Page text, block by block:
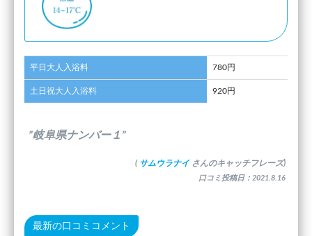
平日大人入浴料 780円
土日祝大人入浴料 920円
”岐阜県ナンバー１”
( サムウラナイ さんのキャッチフレーズ)
口コミ投稿日：2021.8.16
最新の口コミコメント